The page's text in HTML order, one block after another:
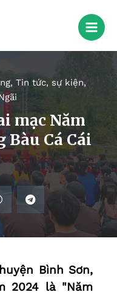
, Tin tức, sự kiện,
mạc Năm
Bàu Cá Cái
Bình Sơn,
2024 là "Năm